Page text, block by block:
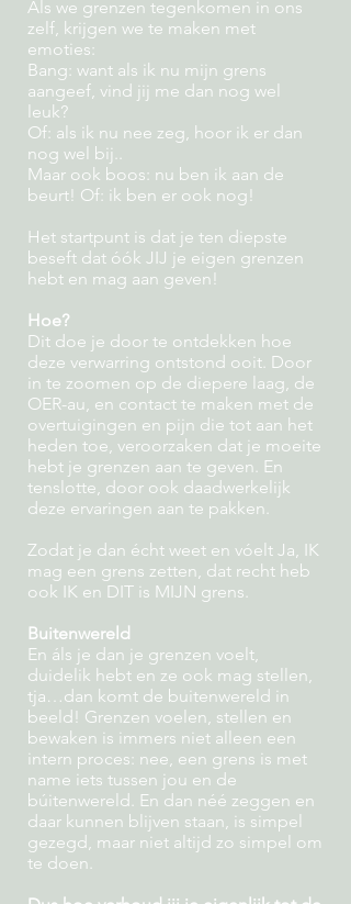
Als we grenzen tegenkomen in ons
zelf, krijgen we te maken met
emoties:
Bang: want als ik nu mijn grens
aangeef, vind jij me dan nog wel
leuk?
Of: als ik nu nee zeg, hoor ik er dan
nog wel bij..
Maar ook boos: nu ben ik aan de
beurt! Of: ik ben er ook nog!
Het startpunt is dat je ten diepste
beseft dat óók JIJ je eigen grenzen
hebt en mag aan geven!
Hoe?
Dit doe je door te ontdekken hoe
deze verwarring ontstond ooit. Door
in te zoomen op de diepere laag, de
OER-au, en contact te maken met de
overtuigingen en pijn die tot aan het
heden toe, veroorzaken dat je moeite
hebt je grenzen aan te geven. En
tenslotte, door ook daadwerkelijk
deze ervaringen aan te pakken.
Zodat je dan écht weet en vóelt Ja, IK
mag een grens zetten, dat recht heb
ook IK en DIT is MIJN grens.
Buitenwereld
En áls je dan je grenzen voelt,
duidelik hebt en ze ook mag stellen,
tja…dan komt de buitenwereld in
beeld! Grenzen voelen, stellen en
bewaken is immers niet alleen een
intern proces: nee, een grens is met
name iets tussen jou en de
búitenwereld. En dan néé zeggen en
daar kunnen blijven staan, is simpel
gezegd, maar niet altijd zo simpel om
te doen.